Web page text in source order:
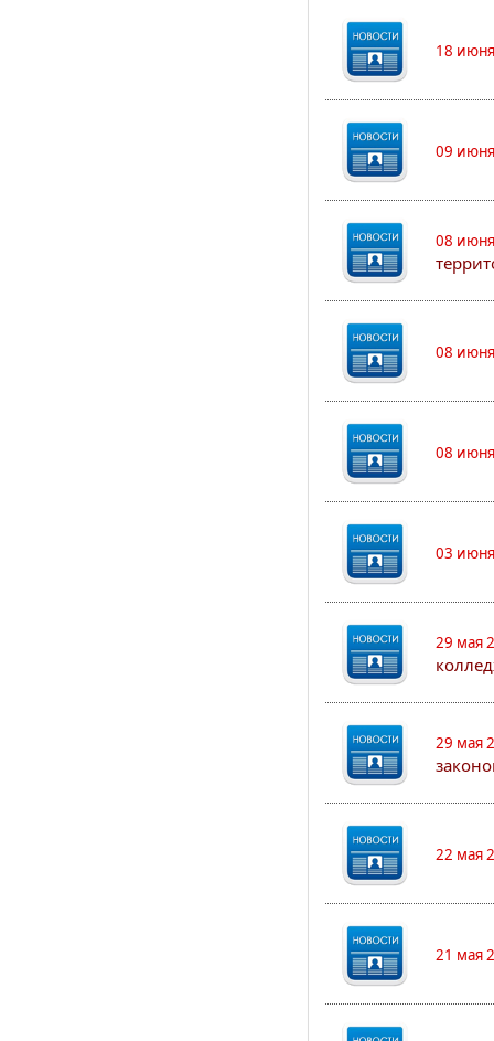
18
09
08
08
08
03
29 мая
29 мая
22 мая
21 мая